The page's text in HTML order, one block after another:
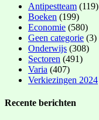
Antipestteam (119)
Boeken (199)
Economie (580)
Geen categorie (3)
Onderwijs (308)
Sectoren (491)
Varia (407)
Verkiezingen 2024
Recente berichten